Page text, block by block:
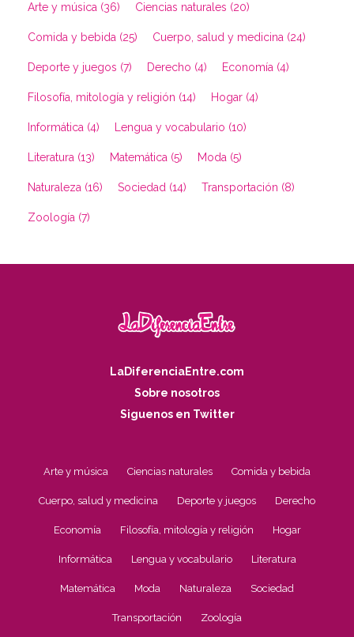
Arte y música (36) Ciencias naturales (20)
Comida y bebida (25) Cuerpo, salud y medicina (24)
Deporte y juegos (7) Derecho (4) Economía (4)
Filosofía, mitología y religión (14) Hogar (4)
Informática (4) Lengua y vocabulario (10)
Literatura (13) Matemática (5) Moda (5)
Naturaleza (16) Sociedad (14) Transportación (8)
Zoología (7)
LaDiferenciaEntre.com
Sobre nosotros
Siguenos en Twitter
Arte y música Ciencias naturales Comida y bebida
Cuerpo, salud y medicina Deporte y juegos Derecho
Economía Filosofía, mitología y religión Hogar
Informática Lengua y vocabulario Literatura
Matemática Moda Naturaleza Sociedad
Transportación Zoología